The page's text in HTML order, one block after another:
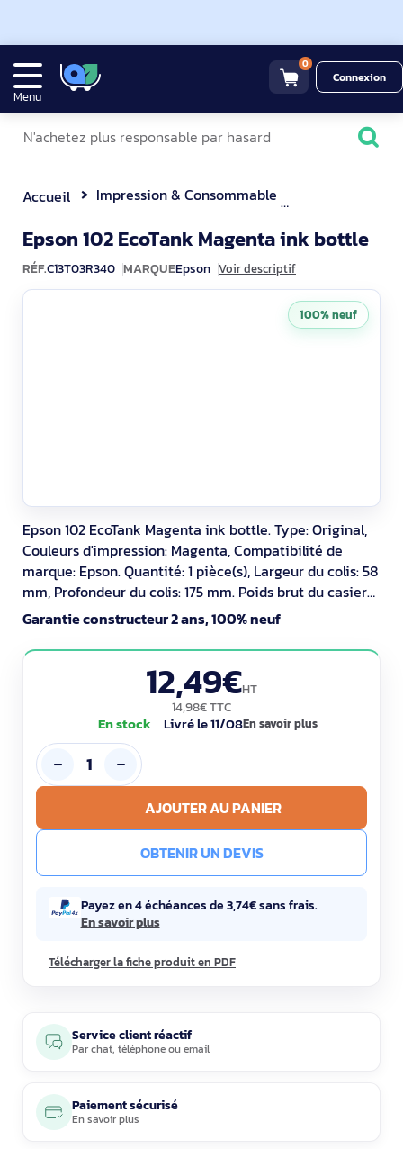
Menu
0
Connexion
Accueil Impression & Consommable
Epson 102 EcoTank Magenta ink bottle
RÉF.C13T03R340 MARQUEEpson Voir descriptif
Epson 102 EcoTank Magenta ink bottle. Type: Original,
Couleurs d'impression: Magenta, Compatibilité de
marque: Epson. Quantité: 1 pièce(s), Largeur du colis: 58
mm, Profondeur du colis: 175 mm. Poids brut du casier
principal (externe): 4,72 kg, Longueur du casier
principal (externe): 480 mm, Largeur du casier
principal (externe): 310 mm
Garantie constructeur 2 ans, 100% neuf
12,49€HT
14,98€ TTC
En stock Livré le 11/08En savoir plus
AJOUTER AU PANIER
OBTENIR UN DEVIS
Payez en 4 échéances de 3,74€ sans frais.
En savoir plus
Télécharger la fiche produit en PDF
100% neuf
Service client réactif
Parchat, téléphoneouemail
Paiement sécurisé
En savoir plus